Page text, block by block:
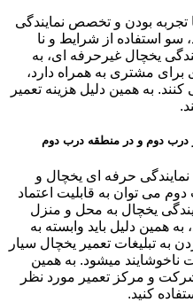
تجربه بودن و تخصص نمایندگی
سو استفاده از شرایط و نا
یخچال غیرحرفه ای، به
مشتری به همراه دارد،
به همین دلیل هزینه تعمیر
درب دوم و در منطقه درب دوم
نمایندگی حرفه ای یخچال و
می توان به قابلیت اعتماد
یخچال به محل و منزل
همین دلیل باید وابسته به
به تبلیغات تعمیر یخچال سیار
ناخوشایند میشود. به همین
شرکت و مرکز تعمیر مورد نظر
کنید.